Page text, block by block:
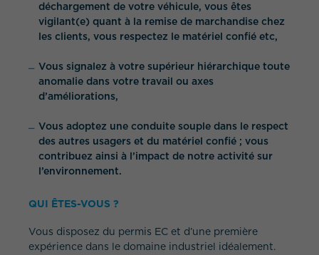
déchargement de votre véhicule, vous êtes
vigilant(e) quant à la remise de marchandise chez
les clients, vous respectez le matériel confié etc,
Vous signalez à votre supérieur hiérarchique toute
anomalie dans votre travail ou axes
d’améliorations,
Vous adoptez une conduite souple dans le respect
des autres usagers et du matériel confié ; vous
contribuez ainsi à l’impact de notre activité sur
l’environnement.
QUI ÊTES-VOUS ?
Vous disposez du permis EC et d’une première
expérience dans le domaine industriel idéalement.